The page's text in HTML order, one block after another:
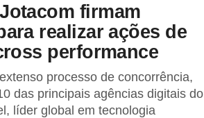
firmam
realizar ações de
performance
processo de concorrência,
das principais agências digitais do
líder global em tecnologia